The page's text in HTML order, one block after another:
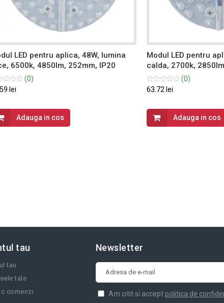
LED pentru aplica, 48W, lumina
6500k, 4850lm, 252mm, IP20
(0)
lei
Adauga in cos
Modul LED pentru
calda, 2700k,
(0)
63.72 lei
Adauga in cos
tau
tau
tale
comenzi
Newsletter
Am citit si accept politica de